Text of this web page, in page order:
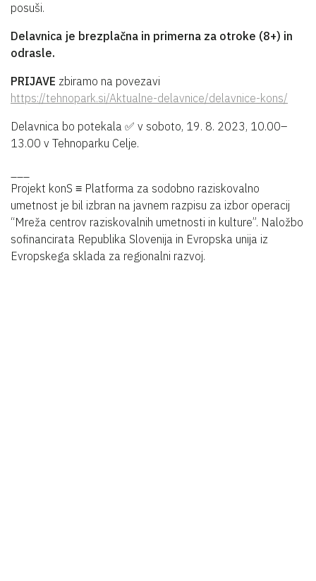
posuši.
Delavnica je brezplačna in primerna za otroke (8+) in
odrasle.
PRIJAVE zbiramo na povezavi
https://tehnopark.si/Aktualne-delavnice/delavnice-kons/
Delavnica bo potekala ✅ v soboto, 19. 8. 2023, 10.00–
13.00 v Tehnoparku Celje.
Projekt konS ≡ Platforma za sodobno raziskovalno
umetnost je bil izbran na javnem razpisu za izbor operacij
“Mreža centrov raziskovalnih umetnosti in kulture”. Naložbo
sofinancirata Republika Slovenija in Evropska unija iz
Evropskega sklada za regionalni razvoj.